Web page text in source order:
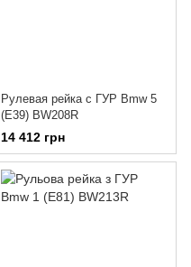
Рулевая рейка с ГУР Bmw 5
(E39) BW208R
14 412 грн